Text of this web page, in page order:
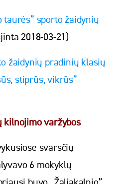
taurės” sporto žaidynių
2018-03-21)
žaidynių pradinių klasių
stiprūs, vikrūs”
kilnojimo varžybos
svarsčių
6 mokyklų